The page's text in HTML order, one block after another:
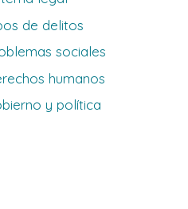
de delitos
sociales
humanos
y política